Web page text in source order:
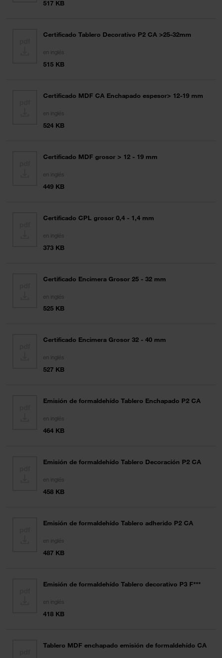
517 KB
Certificado Tablero Decorativo P2 CA >25-32mm
en inglés
515 KB
Certificado MDF CA Enchapado espesor> 12-19 mm
en inglés
524 KB
Certificado MDF grosor > 12 - 19 mm
en inglés
449 KB
Certificado CPL grosor 0,4 - 1,4 mm
en inglés
373 KB
Certificado Encimera Grosor 25 - 32 mm
en inglés
525 KB
Certificado Encimera Grosor 32 - 40 mm
en inglés
527 KB
Emisión de formaldehído Tablero Enchapado P2 CA
en inglés
464 KB
Emisión de formaldehído Tablero Decoración P2 CA
en inglés
458 KB
Emisión de formaldehído Tablero adherido P2 CA
en inglés
487 KB
Emisión de formaldehído Tablero decorativo P3 F***
en inglés
418 KB
Tablero MDF enchapado emisión de formaldehído CA